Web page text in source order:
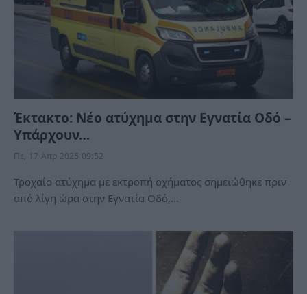
Έκτακτο: Νέο ατύχημα στην Εγνατία Οδό –
Υπάρχουν…
Πε, 17 Απρ 2025 09:52
Τροχαίο ατύχημα με εκτροπή οχήματος σημειώθηκε πριν
από λίγη ώρα στην Εγνατία Οδό,…